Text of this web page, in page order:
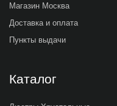
Магазин Москва
Доставка и оплата
Пункты выдачи
Каталог